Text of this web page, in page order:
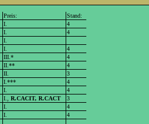
Preis:
Stand:
I.
4
I.
4
I.
I.
4
III.*
4
II.**
4
II.
3
I.***
4
I.
4
I., R.CACIT, R.CACT
3
I.
4
I. 4